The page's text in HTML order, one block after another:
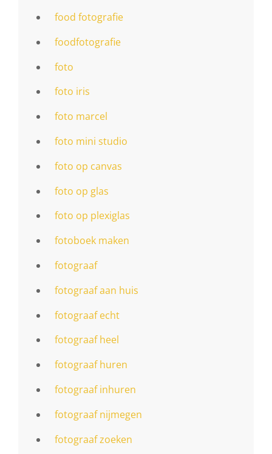
food fotografie
foodfotografie
foto
foto iris
foto marcel
foto mini studio
foto op canvas
foto op glas
foto op plexiglas
fotoboek maken
fotograaf
fotograaf aan huis
fotograaf echt
fotograaf heel
fotograaf huren
fotograaf inhuren
fotograaf nijmegen
fotograaf zoeken